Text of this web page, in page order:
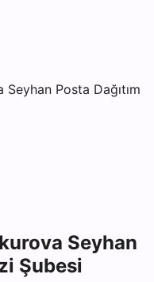
Posta Dağıtım
Seyhan
Şubesi